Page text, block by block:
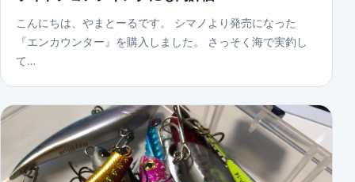
こんにちは、やまとーるです。 シマノより発売になった
『エンカウンター』を購入しました。 さっそく海で実釣し
て…